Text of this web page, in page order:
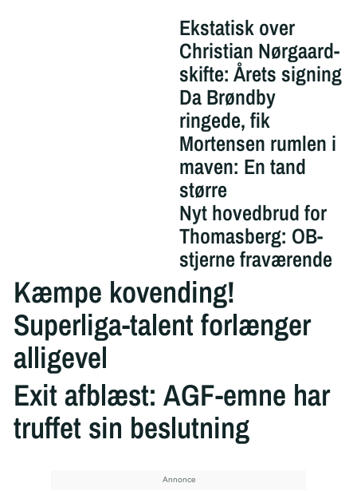
Ekstatisk over
Christian Nørgaard-
skifte: Årets signing
Da Brøndby
ringede, fik
Mortensen rumlen i
maven: En tand
større
Nyt hovedbrud for
Thomasberg: OB-
stjerne fraværende
Kæmpe kovending!
Superliga-talent forlænger
alligevel
Exit afblæst: AGF-emne har
truffet sin beslutning